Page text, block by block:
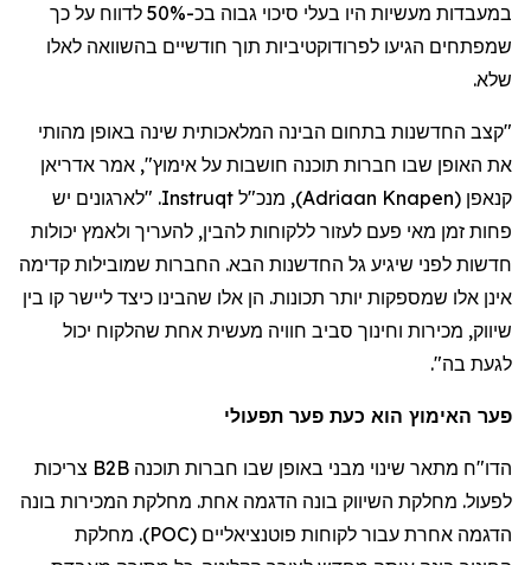
במעבדות מעשיות היו בעלי סיכוי גבוה בכ-50% לדווח על כך
שמפתחים הגיעו לפרודוקטיביות תוך חודשיים בהשוואה לאלו
שלא.
"קצב החדשנות בתחום הבינה המלאכותית שינה באופן מהותי
את האופן שבו חברות תוכנה חושבות על אימוץ", אמר אדריאן
קנאפן (
Adriaan Knapen
), מנכ"ל Instruqt. "לארגונים יש
פחות זמן מאי פעם לעזור ללקוחות להבין, להעריך ולאמץ יכולות
חדשות לפני שיגיע גל החדשנות הבא. החברות שמובילות קדימה
אינן אלו שמספקות יותר תכונות. הן אלו שהבינו כיצד ליישר קו בין
שיווק, מכירות וחינוך סביב חוויה מעשית אחת שהלקוח יכול
לגעת בה".
פער האימוץ הוא כעת פער תפעולי
הדו"ח מתאר שינוי מבני באופן שבו חברות תוכנה B2B צריכות
לפעול. מחלקת השיווק בונה הדגמה אחת. מחלקת המכירות בונה
הדגמה אחרת עבור לקוחות פוטנציאליים (POC). מחלקת